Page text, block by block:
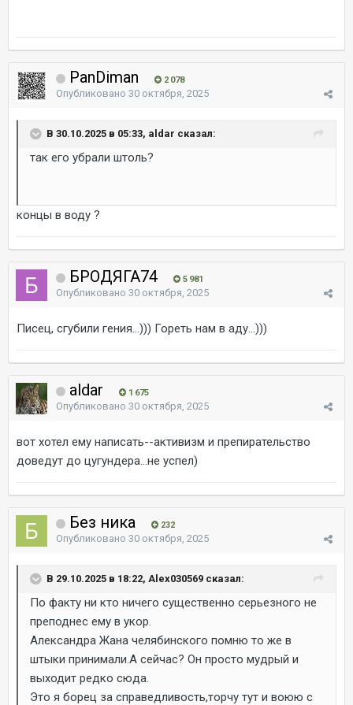
PanDiman 2 078
Опубликовано 30 октября, 2025
В 30.10.2025 в 05:33, aldar сказал:
так его убрали штоль?
концы в воду ?
БРОДЯГА74 5 981
Опубликовано 30 октября, 2025
Писец, сгубили гения...))) Гореть нам в аду...)))
aldar 1 675
Опубликовано 30 октября, 2025
вот хотел ему написать--активизм и препирательство
доведут до цугундера...не успел)
Без ника 232
Опубликовано 30 октября, 2025
В 29.10.2025 в 18:22, Alex030569 сказал:
По факту ни кто ничего существенно серьезного не
преподнес ему в укор.
Александра Жана челябинского помню то же в
штыки принимали.А сейчас? Он просто мудрый и
выходит редко сюда.
Это я борец за справедливость,торчу тут и воюю с